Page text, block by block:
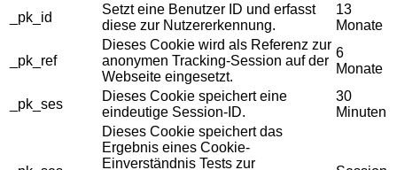
_pk_id
Setzt eine Benutzer ID und erfasst
diese zur Nutzererkennung.
13
Monate
_pk_ref
Dieses Cookie wird als Referenz zur
anonymen Tracking-Session auf der
Webseite eingesetzt.
6
Monate
_pk_ses
Dieses Cookie speichert eine
eindeutige Session-ID.
30
Minuten
Dieses Cookie speichert das
Ergebnis eines Cookie-
Einverständnis Tests zur